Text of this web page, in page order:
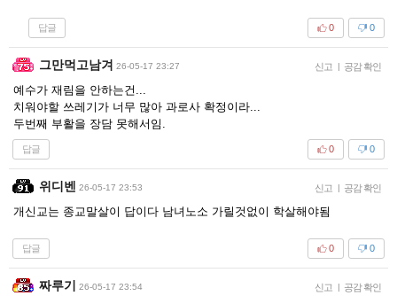
답글 0
0
그만먹고남겨 26-05-17 23:27 신고 | 공감 확인
예수가 재림을 안하는건...
치워야할 쓰레기가 너무 많아 과로사 확정이라...
두번째 부활을 장담 못해서임.
답글 0
0
위디벤 26-05-17 23:53 신고 | 공감 확인
개신교는 종교말살이 답이다 남녀노소 가릴것없이 학살해야됨
답글 0
0
짜루기 26-05-17 23:54 신고 | 공감 확인